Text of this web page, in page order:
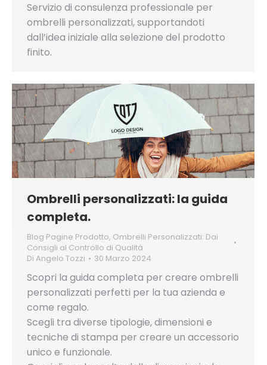
Servizio di consulenza professionale per
ombrelli personalizzati, supportandoti
dall’idea iniziale alla selezione del prodotto
finito.
Ombrelli personalizzati: la guida
completa.
Blog Pagine Prodotto, Ombrelli Personalizzati: Dai
Consigli al Controllo di Qualità
Di Angelo Tozzi 30 Marzo 2024
Scopri la guida completa per creare ombrelli
personalizzati perfetti per la tua azienda e
come regalo.
Scegli tra diverse tipologie, dimensioni e
tecniche di stampa per creare un accessorio
unico e funzionale.